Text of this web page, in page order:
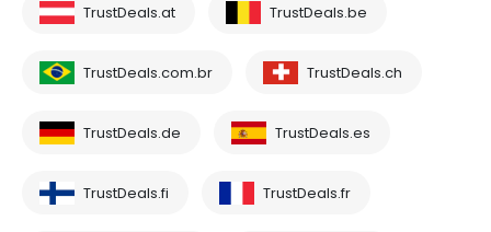
TrustDeals.at TrustDeals.be
TrustDeals.com.br TrustDeals.ch
TrustDeals.de TrustDeals.es
TrustDeals.fi TrustDeals.fr